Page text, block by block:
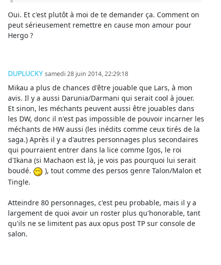
Oui. Et c'est plutôt à moi de te demander ça. Comment on
peut sérieusement remettre en cause mon amour pour
Hergo ?
DUPLUCKY samedi 28 juin 2014, 22:29:18
Mikau a plus de chances d'être jouable que Lars, à mon
avis. Il y a aussi Darunia/Darmani qui serait cool à jouer.
Et sinon, les méchants peuvent aussi être jouables dans
les DW, donc il n'est pas impossible de pouvoir incarner les
méchants de HW aussi (les inédits comme ceux tirés de la
saga.) Après il y a d'autres personnages plus secondaires
qui pourraient entrer dans la lice comme Igos, le roi
d'Ikana (si Machaon est là, je vois pas pourquoi lui serait
boudé.
), tout comme des persos genre Talon/Malon et
Tingle.
Atteindre 80 personnages, c'est peu probable, mais il y a
largement de quoi avoir un roster plus qu'honorable, tant
qu'ils ne se limitent pas aux opus post TP sur console de
salon.